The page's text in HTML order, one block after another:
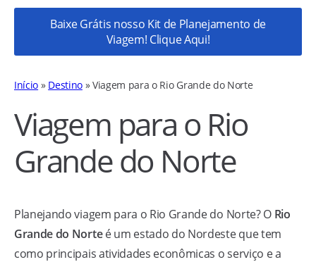
Baixe Grátis nosso Kit de Planejamento de
Viagem! Clique Aqui!
Início » Destino»Viagem para o Rio Grande do Norte
Viagem para o Rio
Grande do Norte
Planejando viagem para o Rio Grande do Norte? O Rio
Grande do Norteé um estado do Nordeste que tem
como principais atividades econômicas o serviço e a